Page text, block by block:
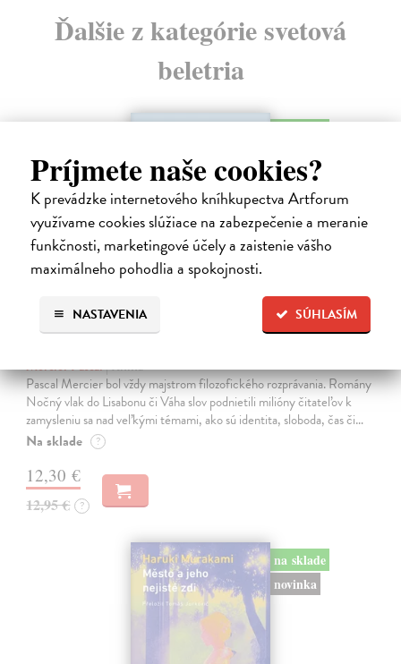
Príjmete naše cookies?
K prevádzke internetového kníhkupectva Artforum
využívame cookies slúžiace na zabezpečenie a meranie
funkčnosti, marketingové účely a zaistenie vášho
maximálneho pohodlia a spokojnosti.
SÚHLASÍM
NASTAVENIA
Ďalšie z kategórie svetová
beletria
Rieka času
Mercier Pascal| Kniha
Pascal Mercier bol vždy majstrom filozofického rozprávania. Romány
Nočný vlak do Lisabonu či Váha slov podnietili milióny čitateľov k
zamysleniu sa nad veľkými témami, ako sú identita, sloboda, čas či…
Na sklade ?
12,30 €
12,95 € ?
na sklade
novinka